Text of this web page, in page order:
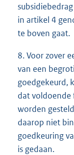
in artikel 4
te boven gaat.
8. Voor zover
van een
goedgekeurd,
dat voldoende
worden
daarop niet
goedkeuring
is gedaan.